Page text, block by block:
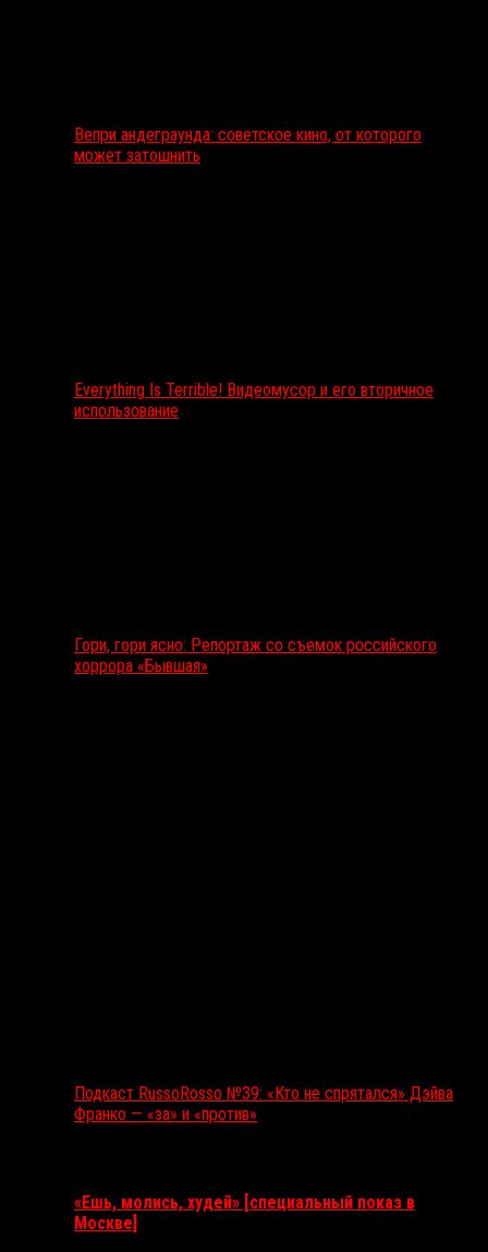
Вепри андеграунда: советское кино, от которого
может затошнить
Everything Is Terrible! Видеомусор и его вторичное
использование
Гори, гори ясно: Репортаж со съемок российского
хоррора «Бывшая»
Подкаст RussoRosso №39: «Кто не спрятался» Дэйва
Франко — «за» и «против»
«Ешь, молись, худей» [специальный показ в
Москве]